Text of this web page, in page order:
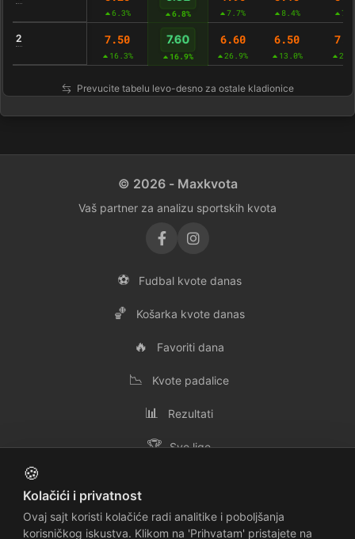
6.3% 6.8% 7.7% 8.4%
2 7.50
16.3%
7.60
16.9%
6.60
26.9%
6.50
13.0%
Prevucite tabelu levo-desno za ostale kladionice
© 2026 - Maxkvota
Vaš partner za analizu sportskih kvota
⚽ Fudbal kvote danas
🏀 Košarka kvote danas
🔥 Favoriti dana
📉 Kvote padalice
📊 Rezultati
🏆 Sve lige
✉️ Kontakt
🍪
Kolačići i privatnost
Ovaj sajt koristi kolačiće radi analitike i poboljšanja
korisničkog iskustva. Klikom na 'Prihvatam' pristajete na